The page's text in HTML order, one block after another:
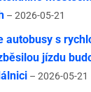
– 2026-05-21
autobusy s
jízdu
– 2026-05-21